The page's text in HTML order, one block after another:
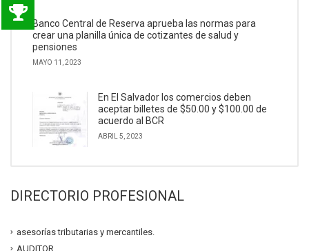
Banco Central de Reserva aprueba las normas para
crear una planilla única de cotizantes de salud y
pensiones
MAYO 11, 2023
En El Salvador los comercios deben
aceptar billetes de $50.00 y $100.00 de
acuerdo al BCR
ABRIL 5, 2023
DIRECTORIO PROFESIONAL
asesorías tributarias y mercantiles.
AUDITOR